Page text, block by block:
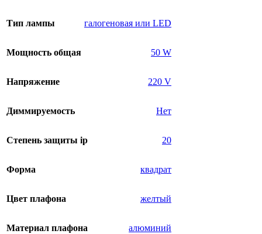
Тип лампы галогеновая или LED
Мощность общая 50 W
Напряжение 220 V
Диммируемость Нет
Степень защиты ip 20
Форма квадрат
Цвет плафона желтый
Материал плафона алюминий